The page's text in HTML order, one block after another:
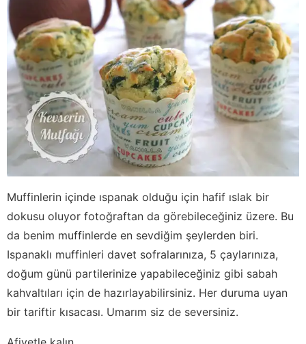
Muffinlerin içinde ıspanak olduğu için hafif ıslak bir
dokusu oluyor fotoğraftan da görebileceğiniz üzere. Bu
da benim muffinlerde en sevdiğim şeylerden biri.
Ispanaklı muffinleri davet sofralarınıza, 5 çaylarınıza,
doğum günü partilerinize yapabileceğiniz gibi sabah
kahvaltıları için de hazırlayabilirsiniz. Her duruma uyan
bir tariftir kısacası. Umarım siz de seversiniz.